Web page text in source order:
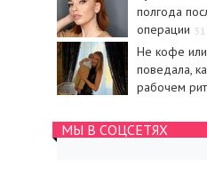
полгода
операции
Не кофе или
поведала,
рабочем
МЫ В СОЦСЕТЯХ